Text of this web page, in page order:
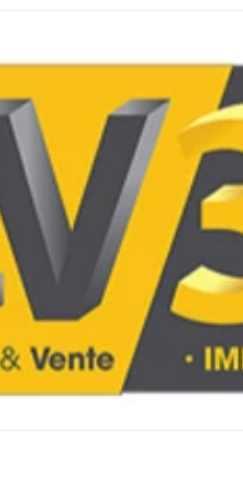
CPF Impressio Formation
magasin LV3D
Combo Bambu Lab X2D